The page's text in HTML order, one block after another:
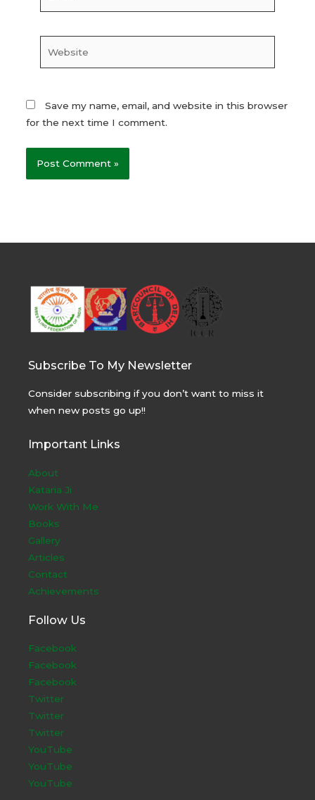
Save my name, email, and website in this browser
for the next time I comment.
Subscribe To My Newsletter
Consider subscribing if you don’t want to miss it
when new posts go up!!
Important Links
About
Kataria Ji
Work With Me
Books
Gallery
Articles
Contact
Achievements
Follow Us
Facebook
Facebook
Facebook
Twitter
Twitter
Twitter
YouTube
YouTube
YouTube